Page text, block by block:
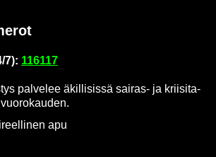
7): 116117
pal­ve­lee äkil­li­sis­sä sairas-​ ja krii­si­ta­
apu